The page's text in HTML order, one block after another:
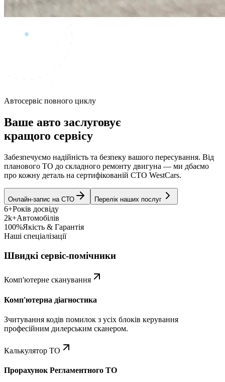
Автосервіс повного циклу
Ваше авто заслуговує
кращого сервісу
Забезпечуємо надійність та безпеку вашого пересування. Від
планового ТО до складного ремонту двигуна — ми дбаємо
про кожну деталь на сертифікованій СТО WestCars.
Онлайн-запис на СТО Перелік наших послуг
6+Років досвіду
2k+Автомобілів
100%Якість & Гарантія
Наші спеціалізації
Швидкі сервіс-помічники
Комп'ютерне сканування
Комп'ютерна діагностика
Зчитування кодів помилок з усіх блоків керування
професійним дилерським сканером.
Калькулятор ТО
Прорахунок Регламентного ТО